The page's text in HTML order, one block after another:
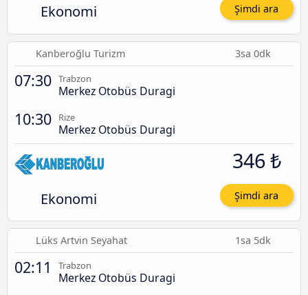
Ekonomi Şimdi ara
Kanberoğlu Turizm 3sa 0dk
07:30 Trabzon
Merkez Otobüs Duragi
10:30 Rize
Merkez Otobüs Duragi
Ekonomi
346 ₺
Şimdi ara
Lüks Artvin Seyahat 1sa 5dk
02:11 Trabzon
Merkez Otobüs Duragi